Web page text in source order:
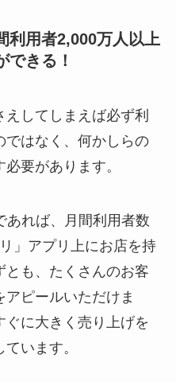
利用者2,000万人以上
できる！
してしまえば必ず利
ではなく、何かしらの
要があります。
あれば、月間利用者数
」アプリ上にお店を持
とも、たくさんのお客
ピールいただけま
に大きく売り上げを
います。